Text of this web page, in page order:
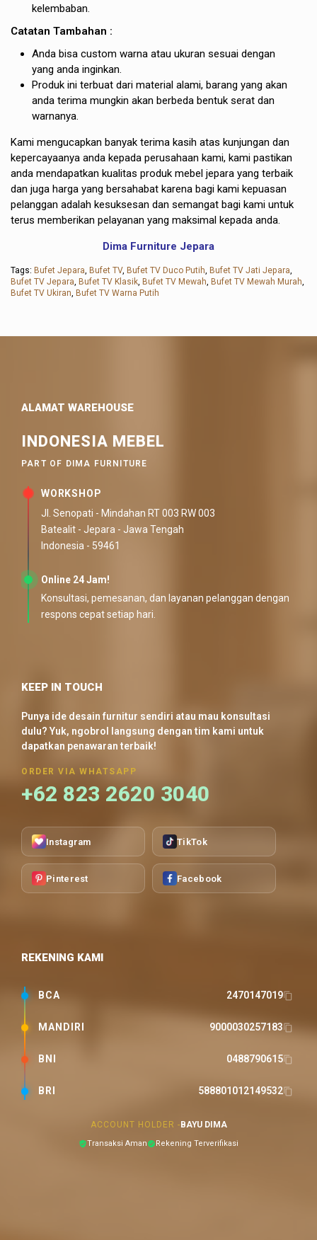
kelembaban.
Catatan Tambahan :
Anda bisa custom warna atau ukuran sesuai dengan
yang anda inginkan.
Produk ini terbuat dari material alami, barang yang akan
anda terima mungkin akan berbeda bentuk serat dan
warnanya.
Kami mengucapkan banyak terima kasih atas kunjungan dan
kepercayaanya anda kepada perusahaan kami, kami pastikan
anda mendapatkan kualitas produk mebel jepara yang terbaik
dan juga harga yang bersahabat karena bagi kami kepuasan
pelanggan adalah kesuksesan dan semangat bagi kami untuk
terus memberikan pelayanan yang maksimal kepada anda.
Dima Furniture Jepara
Tags: Bufet Jepara, Bufet TV, Bufet TV Duco Putih, Bufet TV Jati Jepara,
Bufet TV Jepara, Bufet TV Klasik, Bufet TV Mewah, Bufet TV Mewah Murah,
Bufet TV Ukiran, Bufet TV Warna Putih
ALAMAT WAREHOUSE
INDONESIA MEBEL
PART OF DIMA FURNITURE
WORKSHOP
Jl. Senopati - Mindahan RT 003 RW 003
Batealit - Jepara - Jawa Tengah
Indonesia - 59461
Online 24 Jam!
Konsultasi, pemesanan, dan layanan pelanggan dengan
respons cepat setiap hari.
KEEP IN TOUCH
Punya ide desain furnitur sendiri atau mau konsultasi
dulu? Yuk, ngobrol langsung dengan tim kami untuk
dapatkan penawaran terbaik!
ORDER VIA WHATSAPP
+62 823 2620 3040
Instagram TikTok
Pinterest Facebook
REKENING KAMI
BCA 2470147019
MANDIRI 9000030257183
BNI 0488790615
BRI 588801012149532
ACCOUNT HOLDER - BAYU DIMA
Transaksi Aman Rekening Terverifikasi